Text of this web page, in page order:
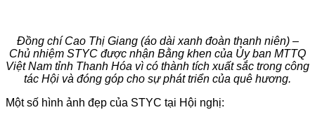
Đồng chí Cao Thị Giang (áo dài xanh đoàn thanh niên) –
Chủ nhiệm STYC được nhận Bằng khen của Ủy ban MTTQ
Việt Nam tỉnh Thanh Hóa vì có thành tích xuất sắc trong công
tác Hội và đóng góp cho sự phát triển của quê hương.
Một số hình ảnh đẹp của STYC tại Hội nghị: